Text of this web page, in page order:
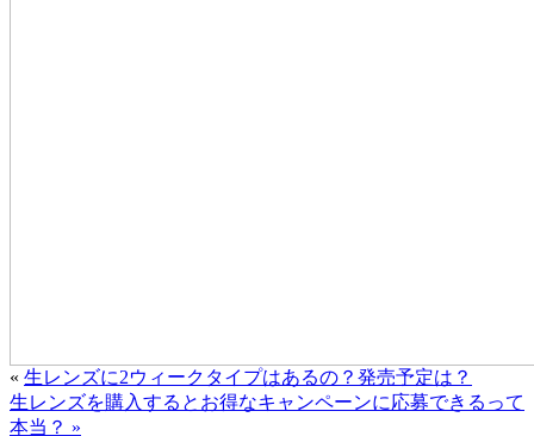
« 生レンズに2ウィークタイプはあるの？発売予定は？
生レンズを購入するとお得なキャンペーンに応募できるって
本当？ »